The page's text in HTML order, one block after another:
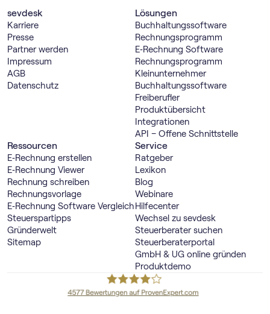
sevdesk
Karriere
Presse
Partner werden
Impressum
AGB
Datenschutz
Lösungen
Buch­haltungs­software
Rechnungs­programm
E‑Rechnung Software
Rechnungs­programm
Kleinunternehmer
Buch­haltungs­software
Freiberufler
Produktübersicht
Integrationen
API – Offene Schnittstelle
Ressourcen
E‑Rechnung erstellen
E‑Rechnung Viewer
Rechnung schreiben
Rechnungsvorlage
E‑Rechnung Software Vergleich
Steuerspartipps
Gründerwelt
Sitemap
Service
Ratgeber
Lexikon
Blog
Webinare
Hilfecenter
Wechsel zu sevdesk
Steuerberater suchen
Steuerberaterportal
GmbH & UG online gründen
Produktdemo